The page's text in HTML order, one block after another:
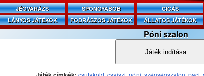
JÉGVARÁZS SPONGYABOB CICÁS
LÁNYOS JÁTÉKOK
FODRÁSZOS JÁTÉKOK ÁLLATOS JÁTÉKOK
Póni szalon
Játék indítása